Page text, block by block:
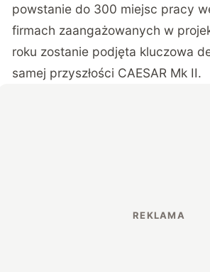
powstanie do 300 miejsc pracy
firmach zaangażowanych w
roku zostanie podjęta kluczowa
samej przyszłości CAESAR Mk II.